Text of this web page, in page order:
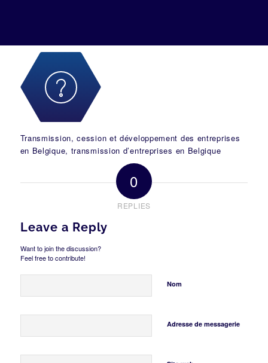
Transmission, cession et développement des entreprises
en Belgique, transmission d’entreprises en Belgique
0
REPLIES
Leave a Reply
Want to join the discussion?
Feel free to contribute!
Nom
Adresse de messagerie